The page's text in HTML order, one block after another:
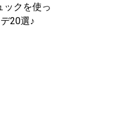
ックを使っ
20選♪